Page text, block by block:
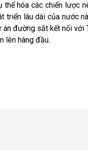
thể hóa các chiến lược
triển lâu dài của nước
án đường sắt kết nối với
lên hàng đầu.